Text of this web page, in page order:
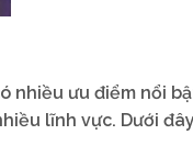
nhiều ưu điểm nổi
lĩnh vực. Dưới